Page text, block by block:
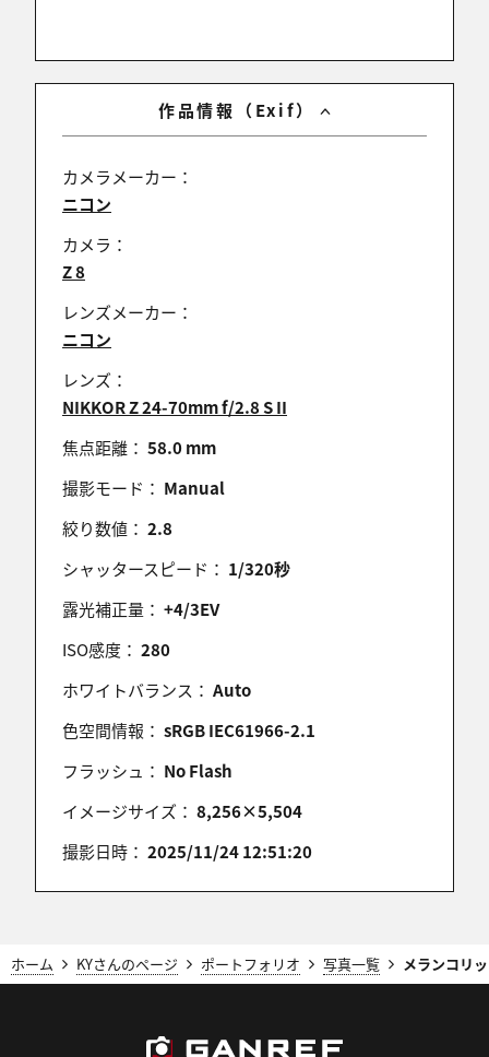
雰囲気の違いに感動しました！！
2025/11/30 12:34:52
このシーンですと、マニュアルでのピントでしょう
左目に来てますね！
色温度もナイスです(^O^)/
tagochan
白いカーテンがヴェールのような働きをして彼女の
内面まで映し出されたようですね～
2025/11/30 08:37:35
こちらの作品も優しい雰囲気が素敵ですね(^^♪
2025/11/30 05:29:28
ゆういちのっぽ
作品情報（Exif）
カメラメーカー：
ニコン
カメラ：
Z 8
レンズメーカー：
ニコン
レンズ：
NIKKOR Z 24-70mm f/2.8 S II
焦点距離： 58.0 mm
撮影モード： Manual
絞り数値： 2.8
シャッタースピード： 1/320秒
露光補正量： +4/3EV
ISO感度： 280
ホワイトバランス： Auto
色空間情報： sRGB IEC61966-2.1
フラッシュ： No Flash
イメージサイズ： 8,256×5,504
撮影日時： 2025/11/24 12:51:20
ホーム KYさんのページ ポートフォリオ 写真一覧 メランコリ